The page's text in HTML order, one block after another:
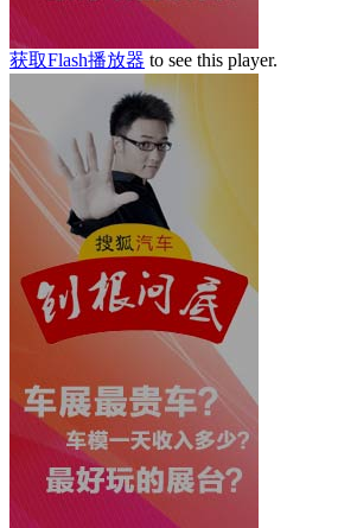
获取Flash播放器 to see this player.